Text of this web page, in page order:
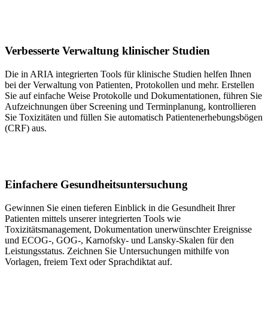
Verbesserte Verwaltung klinischer Studien
Die in ARIA integrierten Tools für klinische Studien helfen Ihnen
bei der Verwaltung von Patienten, Protokollen und mehr. Erstellen
Sie auf einfache Weise Protokolle und Dokumentationen, führen Sie
Aufzeichnungen über Screening und Terminplanung, kontrollieren
Sie Toxizitäten und füllen Sie automatisch Patientenerhebungsbögen
(CRF) aus.
Einfachere Gesundheitsuntersuchung
Gewinnen Sie einen tieferen Einblick in die Gesundheit Ihrer
Patienten mittels unserer integrierten Tools wie
Toxizitätsmanagement, Dokumentation unerwünschter Ereignisse
und ECOG-, GOG-, Karnofsky- und Lansky-Skalen für den
Leistungsstatus. Zeichnen Sie Untersuchungen mithilfe von
Vorlagen, freiem Text oder Sprachdiktat auf.